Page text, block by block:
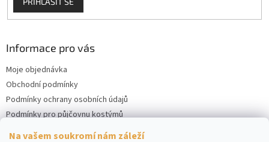
Na vašem soukromí nám záleží
Informace pro vás
Moje objednávka
Obchodní podmínky
Podmínky ochrany osobních údajů
Podmínky pro půjčovnu kostýmů
Kontakty